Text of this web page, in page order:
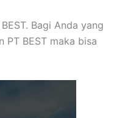
Bagi Anda yang
BEST maka bisa